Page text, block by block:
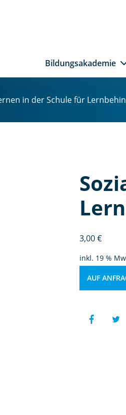
Bildungsakademie
in der Schule für
3,00€
inkl. 19 %
AUF